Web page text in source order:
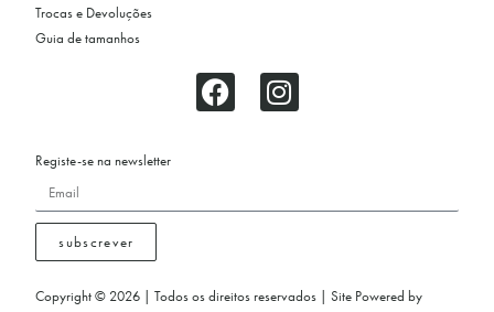
Trocas e Devoluções
Guia de tamanhos
Registe-se na newsletter
subscrever
Copyright © 2026 | Todos os direitos reservados | Site Powered by